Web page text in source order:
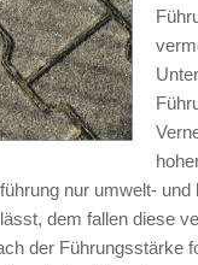
nur umwelt-
dem fallen diese
der Führungsstärke